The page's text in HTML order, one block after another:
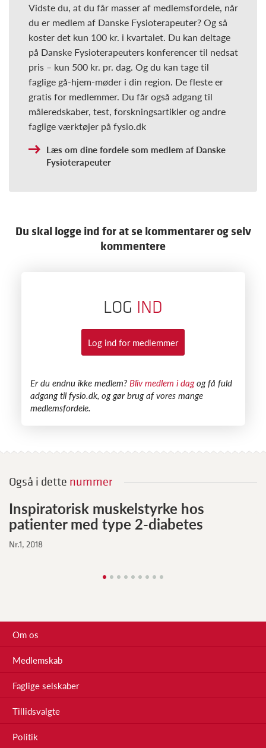
Vidste du, at du får masser af medlemsfordele, når
du er medlem af Danske Fysioterapeuter? Og så
koster det kun 100 kr. i kvartalet. Du kan deltage
på Danske Fysioterapeuters konferencer til nedsat
pris – kun 500 kr. pr. dag. Og du kan tage til
faglige gå-hjem-møder i din region. De fleste er
gratis for medlemmer. Du får også adgang til
måleredskaber, test, forskningsartikler og andre
faglige værktøjer på fysio.dk
Læs om dine fordele som medlem af Danske
Fysioterapeuter
Du skal logge ind for at se kommentarer og selv
kommentere
LOG IND
Log ind for medlemmer
​Er du endnu ikke medlem?Bliv medlem i dagog få fuld
adgang til fysio.dk, og gør brug af vores mange
medlemsfordele.
Også i dette nummer
Inspiratorisk muskelstyrke hos
patienter med type 2-diabetes
Nr.1, 2018
Om os
Medlemskab
Faglige selskaber
Tillidsvalgte
Politik